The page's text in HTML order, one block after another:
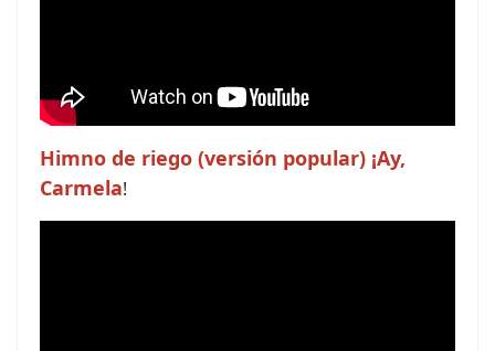
Himno de riego (versión popular) ¡Ay,
Carmela!